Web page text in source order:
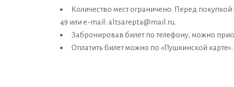
Количество мест ограничено. Перед
49 или e-mail: altsarepta@mail.ru.
Забронировав билет по телефону, можно
Оплатить билет можно по «Пушкинской карте».